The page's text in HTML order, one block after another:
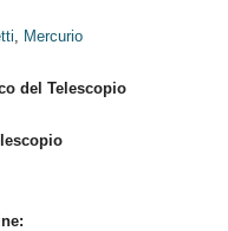
, Mercurio
del Telescopio